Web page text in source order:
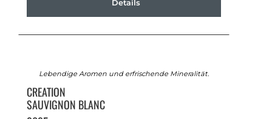
Details
Lebendige Aromen und erfrischende Mineralität.
CREATION
SAUVIGNON BLANC